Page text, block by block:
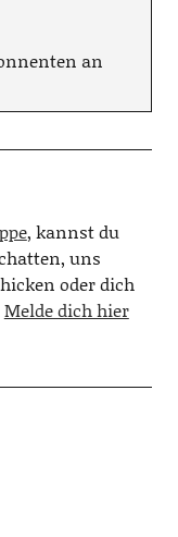
an
, kannst du
uns
oder dich
Melde dich hier